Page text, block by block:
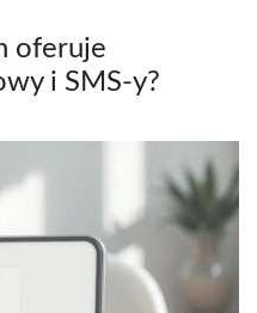
oferuje
i SMS-y?